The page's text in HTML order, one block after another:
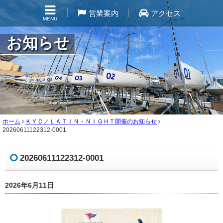
MENU
営業案内 アクセス
お知らせ
ホーム
ＫＹＣ／ＬＡＴＩＮ・ＮＩＧＨＴ開催のお知らせ
20260611122312-0001
20260611122312-0001
2026年6月11日